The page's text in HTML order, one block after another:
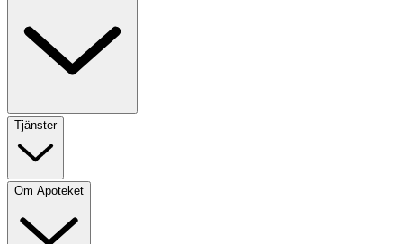
Tjänster
Om Apoteket